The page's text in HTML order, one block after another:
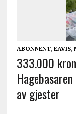
ABONNENT, EAVIS,
333.000
av gjester